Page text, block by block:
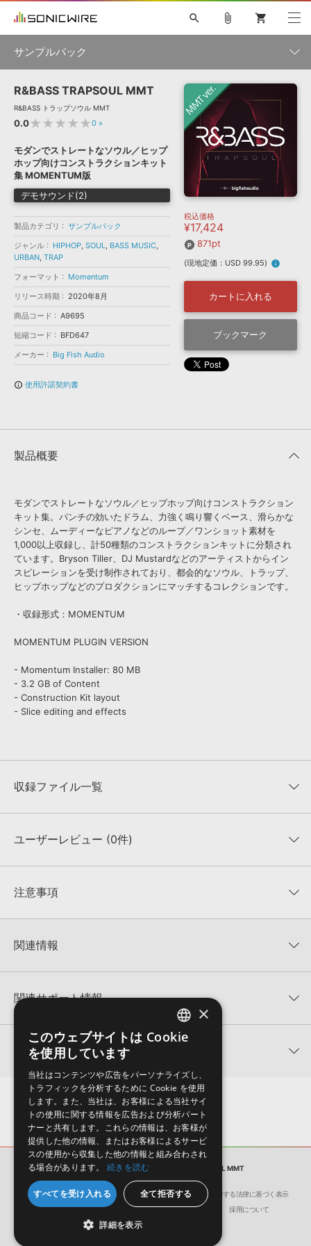
ソフト音源 »
プラグイン・エフェクト »
サンプルパック »
ソフトウェア／ツール »
DAW »
効果音 »
BGM »
キャンペーン »
特集 »
ニュースレター »
SONICWIREブログ »
製品サポート情報 »
DTMガイド »
FAQ »
お問い合わせ »
音楽カード
楽曲配信流通 サービス
無償のサウンド管理ソフト
SLS ライセンス提供
search
初音ミク NT 鏡音リン・レン V4X 巡音ルカ V4X
KAITO V3
VOCALOID TOONTRACK
SPITFIRE AUDIO
VIENNA
EZ DRUMMER 3
ライセンスフリーBGM
サンプルパックを試そう
ボーカル抜き出し
DUBSTEP
ELECTRONICA
EDM TRANCE MUTANT
ROUTER.FM
ソフト音源 プラグイン・エフェクト
ソフトウェア／ツール DAW 効果音
attach_file shopping_cart
サンプルパック
製品一覧
ジャンル
メーカー
フォーマット
ランキング
R&BASS TRAPSOUL MMT
R&BASS トラップソウル MMT
0.0★★★★★0 »
モダンでストレートなソウル／ヒップ
ホップ向けコンストラクションキット
集 MOMENTUM版
デモサウンド(2)
製品カテゴリ
サンプルパック
ジャンル
HIPHOP, SOUL, BASS MUSIC,
URBAN, TRAP
フォーマット
Momentum
リリース時期
2020年8月
商品コード
A9695
短縮コード
BFD647
メーカー
Big Fish Audio
info_outline 使用許諾契約書
税込価格
¥17,424
871pt
(現地定価：USD 99.95) info
カートに入れる
ブックマーク
製品概要
モダンでストレートなソウル／ヒップホップ向けコンストラクション
キット集。パンチの効いたドラム、力強く鳴り響くベース、滑らかな
シンセ、ムーディーなピアノなどのループ／ワンショット素材を
1,000以上収録し、計50種類のコンストラクションキットに分類され
ています。Bryson Tiller、DJ Mustardなどのアーティストからイン
スピレーションを受け制作されており、都会的なソウル、トラップ、
ヒップホップなどのプロダクションにマッチするコレクションです。
・収録形式：MOMENTUM
MOMENTUM PLUGIN VERSION
- Momentum Installer: 80 MB
- 3.2 GB of Content
- Construction Kit layout
- Slice editing and effects
収録ファイル一覧
収録ファイル一覧
ユーザーレビュー (0件)
★★★★★
★5
★4
★1
0%
注意事項
KONTAKTフォーマットは、
でお使いいただけます。無償版のKONTAKT PLAYERではお使いい
4GBを超えるデータに関するご注意：
FAT32でフォーマットされた
HDDには、1ファイル4GBを超えるデータを格納することができま
せん。データ容量が4GBを超えるダウンロード製品をご購入いただ
きます際には、NTFSやHFS＋でフォーマットされたHDDをご用意
いただく必要がございます。
製品の購入手続き完了後、受注確認メールとシリアルナンバーをお
知らせするメールの2通が送信されます。メールに記載されており
ます説明に沿って、製品のダウンロード／導入を行って下さい。
サンプルパック製品には、原則として日本語版操作マニュアルをご
用意しておりません。ご購入後のご不明点や詳細に関するお問い合
わせなどはテクニカルサポートまでご連絡ください。
めのデモンストレーション用の楽曲です。原則として、デモソング
そのものをお使いいただくことはできません。また、デモソングを
構成する全てのサウンドが、サンプルパックに含まれていることを
保証するものではありません。
関連情報
R&BASS TRAPSOUL MMTのサポート情報
関連サポート情報
2022.06.06
Big Fish Audio社「Momentum」のライブラリー追加方法
2020.09.16
『MOMENTUM』日本語マニュアル
マークのついた情報は、該当する製品のご購入ユーザー様専用となって
おります。ご覧頂くには、該当する製品をご購入頂く必要がございます。
関連製品
洗練されたグルーヴとウォーム
さを持つネオソウルのコンスト
ラクションキットを収録
幅広いファンキーなサウンドに
サンプルパック R&BASS TRAPSOUL MMT
会社概要 環境保護（CSR）への取り組み
特定商取引に関する法律に基づく表示
サイト動作環境
利用規約 個人情報の保護について 採用について
ENGLISH
×
このウェブサイトは Cookie
を使用しています
当社はコンテンツや広告をパーソナライズし、
トラフィックを分析するために Cookie を使用
します。また、当社は、お客様による当社サイ
トの使用に関する情報を広告および分析パート
ナーと共有します。これらの情報は、お客様が
提供した他の情報、またはお客様によるサービ
スの使用から収集した他の情報と組み合わされ
る場合があります。
続きを読む
すべてを受け入れる 全て拒否する
詳細を表示